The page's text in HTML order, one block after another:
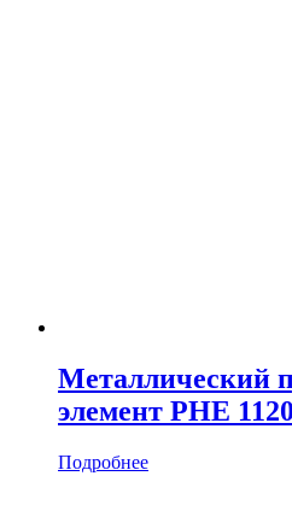
Металлический
элемент PHE
Подробнее